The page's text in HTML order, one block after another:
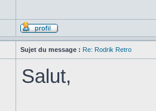
Sujet du message : Re: Rodrik Retro
Salut,